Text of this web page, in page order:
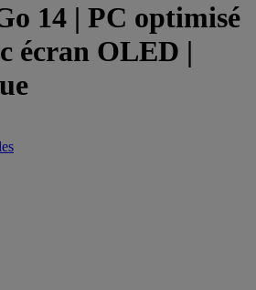
14 | PC optimisé
écran OLED |